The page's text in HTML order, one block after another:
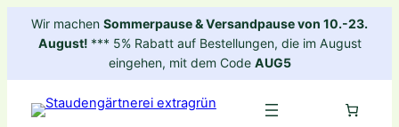
ZumWir machen Sommerpause & Versandpause von 10.-23.
August! *** 5% Rabatt auf Bestellungen, die im August
eingehen, mit dem Code AUG5